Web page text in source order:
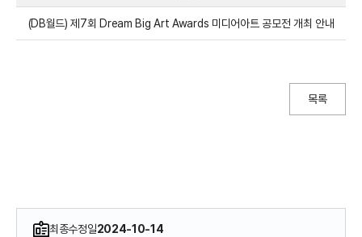
(DB월드) 제7회 Dream Big Art Awards 미디어아트 공모전 개최 안내
목록
최종수정일2024-10-14